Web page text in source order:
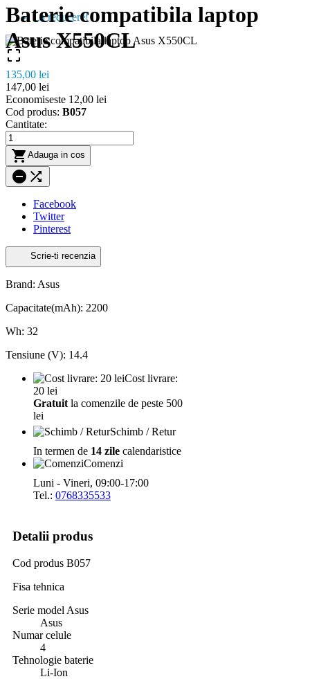
La reducere!

Baterie compatibila laptop
Asus X550CL
135,00 lei
147,00 lei
Economiseste 12,00 lei
Cod produs: B057
Cantitate:
 Adauga in cos
 
Facebook
Twitter
Pinterest
Scrie-ti recenzia
Brand: Asus
Capacitate(mAh): 2200
Wh: 32
Tensiune (V): 14.4
Cost livrare:
20 lei
Gratuit la comenzile de peste 500
lei
Schimb / Retur
In termen de 14 zile calendaristice
Comenzi
Luni - Vineri, 09:00-17:00
Tel.: 0768335533
Detalii produs
Cod produs B057
Fisa tehnica
Serie model Asus
Asus
Numar celule
4
Tehnologie baterie
Li-Ion